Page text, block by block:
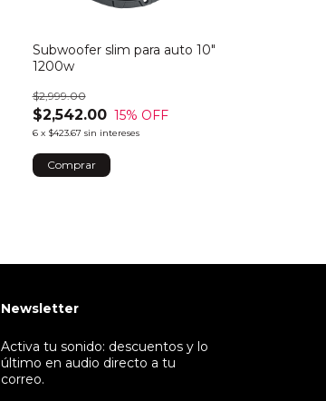
Subwoofer slim para auto 10"
1200w
$2,542.00
$2,999.00
15% OFF
6 x $423.67 sin intereses
Newsletter
Activa tu sonido: descuentos y lo
último en audio directo a tu
correo.